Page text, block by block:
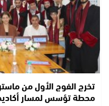
تخرج الفوج الأول من
محطة تؤسس لمسار